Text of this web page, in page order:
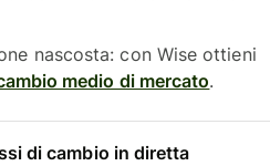
nascosta: con Wise ottieni
medio di mercato.
di cambio in diretta